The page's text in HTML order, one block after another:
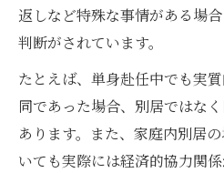
返しなど特殊な事情がある場
判断がされています。
たとえば、単身赴任中でも実
同であった場合、別居ではな
あります。また、家庭内別居
いても実際には経済的協力関